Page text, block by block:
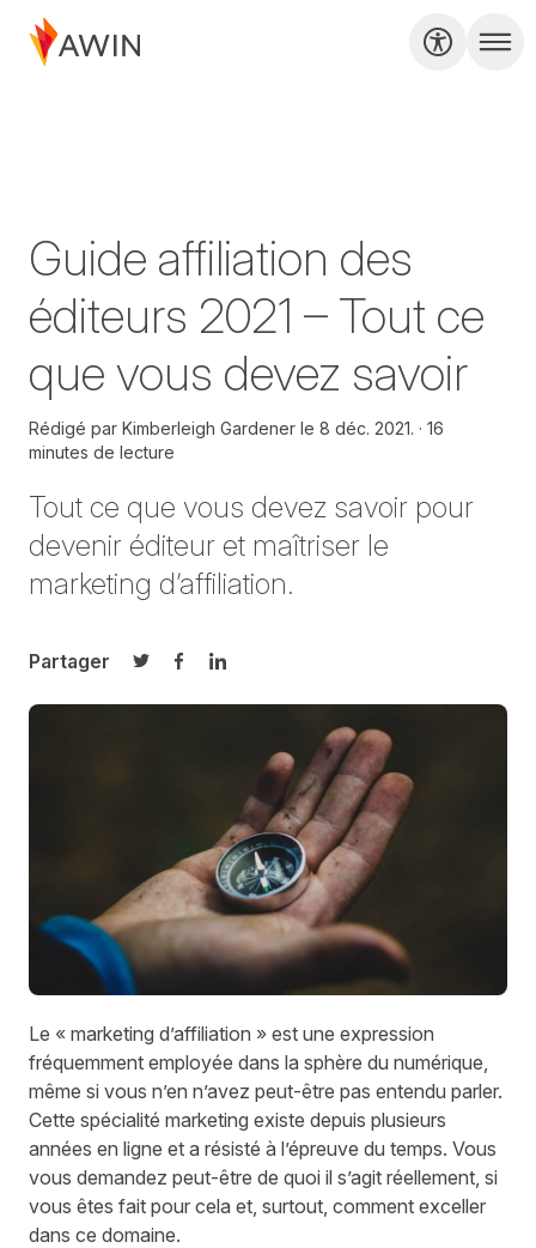
Guide affiliation des
éditeurs 2021 – Tout ce
que vous devez savoir
Rédigé par Kimberleigh Gardener le 8 déc. 2021.
16
minutes de lecture
Tout ce que vous devez savoir pour
devenir éditeur et maîtriser le
marketing d’affiliation.
Partager
Partager sur Twitter
Partager sur Facebook
Partager sur LinkedIn
Le « marketing d’affiliation » est une expression
fréquemment employée dans la sphère du numérique,
même si vous n’en n’avez peut-être pas entendu parler.
Cette spécialité marketing existe depuis plusieurs
années en ligne et a résisté à l’épreuve du temps. Vous
vous demandez peut-être de quoi il s’agit réellement, si
vous êtes fait pour cela et, surtout, comment exceller
dans ce domaine.